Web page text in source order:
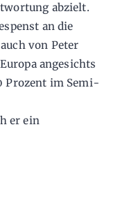
abzielt.
an die
von Peter
angesichts
Prozent im Semi-
er ein